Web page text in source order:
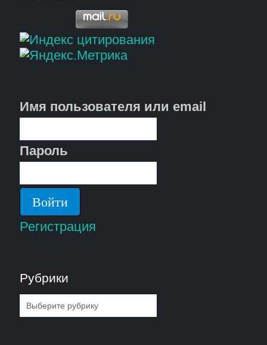
Имя пользователя или email
Пароль
Регистрация
Рубрики
Рубрики